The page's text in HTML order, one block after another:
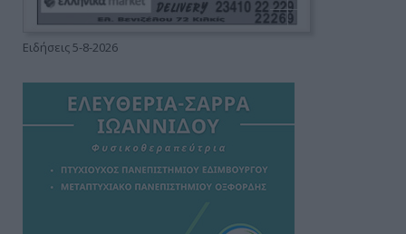
Ειδήσεις 5-8-2026